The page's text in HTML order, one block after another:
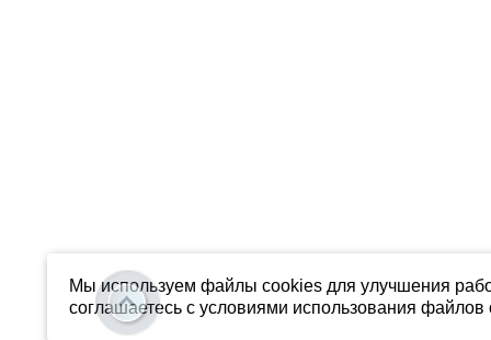
Мы используем файлы cookies для улучшения
соглашаетесь с условиями использования файлов